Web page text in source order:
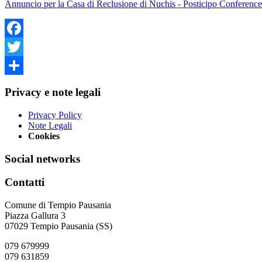
Annuncio per la Casa di Reclusione di Nuchis - Posticipo
Facebook
Twitter
Privacy e note legali
Privacy Policy
Note Legali
Cookies
Social networks
Contatti
Comune di Tempio Pausania
Piazza Gallura 3
07029 Tempio Pausania (SS)
079 679999
079 631859